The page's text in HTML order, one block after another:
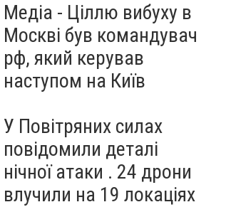
Медіа - Ціллю вибуху в
Москві був командувач
рф, який керував
наступом на Київ
У Повітряних силах
повідомили деталі
нічної атаки . 24 дрони
влучили на 19 локаціях